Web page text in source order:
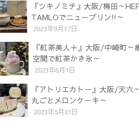
『ツキノミチ』大阪/梅田～
TAMLOでニュープリン!!～
2023年9月17日
『紅茶美人＋』大阪/中崎町～
空間で紅茶かき氷～
2023年6月1日
『アトリエカトー』大阪/天六
丸ごとメロンケーキ～
2023年5月31日